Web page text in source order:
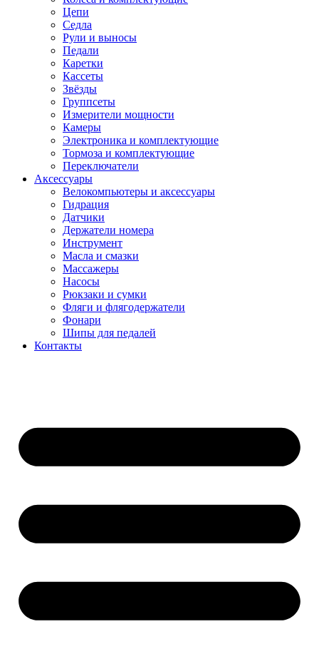
Цепи
Седла
Рули и выносы
Педали
Каретки
Кассеты
Звёзды
Группсеты
Измерители мощности
Камеры
Электроника и комплектующие
Тормоза и комплектующие
Переключатели
Аксессуары
Велокомпьютеры и аксессуары
Гидрация
Датчики
Держатели номера
Инструмент
Масла и смазки
Массажеры
Насосы
Рюкзаки и сумки
Фляги и флягодержатели
Фонари
Шипы для педалей
Контакты